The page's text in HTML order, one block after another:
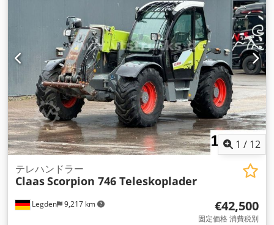
1 / 12
Legden 9,217 km
テレハンドラー
ClaasScorpion 746 Teleskoplader
€42,500
固定価格 消費税別